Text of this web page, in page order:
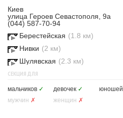
Киев
улица Героев Севастополя, 9а
(044) 587-70-94
Берестейская (1.8 км)
Нивки (2 км)
Шулявская (2.3 км)
СЕКЦИЯ ДЛЯ
мальчиков ✓ девочек ✓ юношей
мужчин ✗ женщин ✗